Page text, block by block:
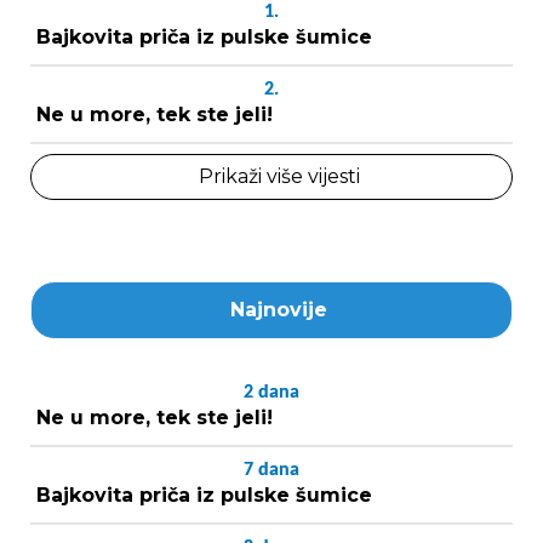
1.
Bajkovita priča iz pulske šumice
2.
Ne u more, tek ste jeli!
Prikaži više vijesti
Najnovije
2 dana
Ne u more, tek ste jeli!
7 dana
Bajkovita priča iz pulske šumice